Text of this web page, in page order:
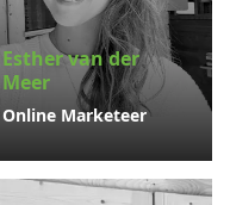
Esther van der
Meer
Online Marketeer